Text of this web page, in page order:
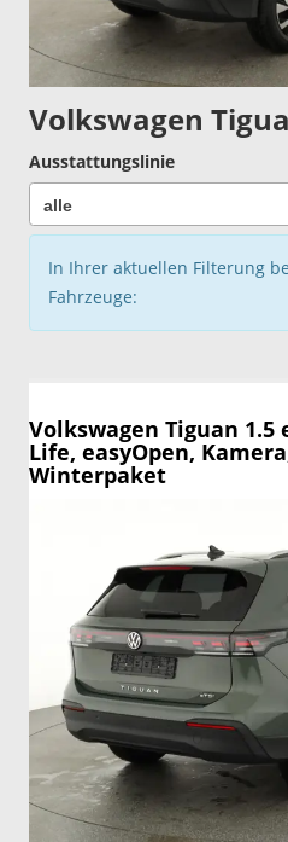
Volkswagen
Ausstattungslinie
In Ihrer aktuellen Filterung
Fahrzeuge:
Volkswagen Tiguan 1.5
Life, easyOpen,
Winterpaket